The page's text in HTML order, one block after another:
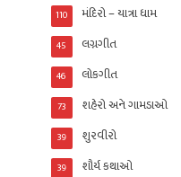
મંદિરો – યાત્રા ધામ
110
લગ્નગીત
45
લોકગીત
46
શહેરો અને ગામડાઓ
73
શુરવીરો
39
શૌર્ય કથાઓ
39